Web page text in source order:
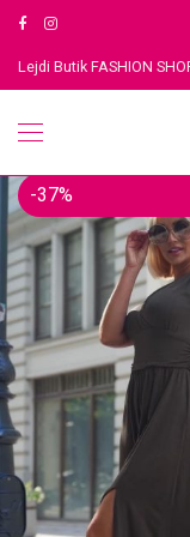
-37%